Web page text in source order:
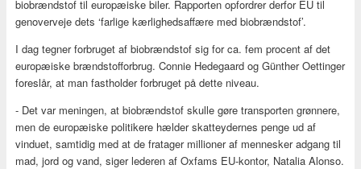
biobrændstof til europæiske biler. Rapporten opfordrer derfor EU til
genoverveje dets ‘farlige kærlighedsaffære med biobrændstof’.
I dag tegner forbruget af biobrændstof sig for ca. fem procent af det
europæiske brændstofforbrug. Connie Hedegaard og Günther Oettinger
foreslår, at man fastholder forbruget på dette niveau.
- Det var meningen, at biobrændstof skulle gøre transporten grønnere,
men de europæiske politikere hælder skatteydernes penge ud af
vinduet, samtidig med at de fratager millioner af mennesker adgang til
mad, jord og vand, siger lederen af Oxfams EU-kontor, Natalia Alonso.